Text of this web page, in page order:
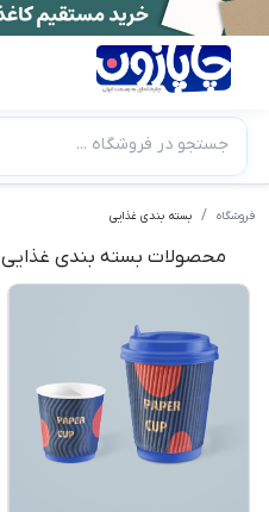
جستجو در فروشگاه ...
فروشگاه بسته بندی غذایی
محصولات بسته بندی غذایی